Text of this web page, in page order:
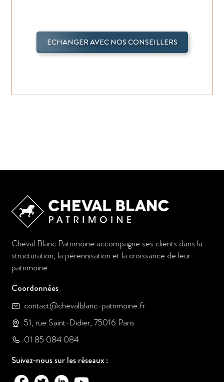
ECHANGER AVEC NOS CONSEILLERS
Cheval Blanc Patrimoine accompagne ses clients dans la
structuration, la pérennisation et la croissance de leur
patrimoine.
Coordonnées
contact@chevalblanc-patrimoine.fr
51, rue Saint-Didier, 75016 Paris
01 85 084 084
Suivez-nous sur les réseaux :